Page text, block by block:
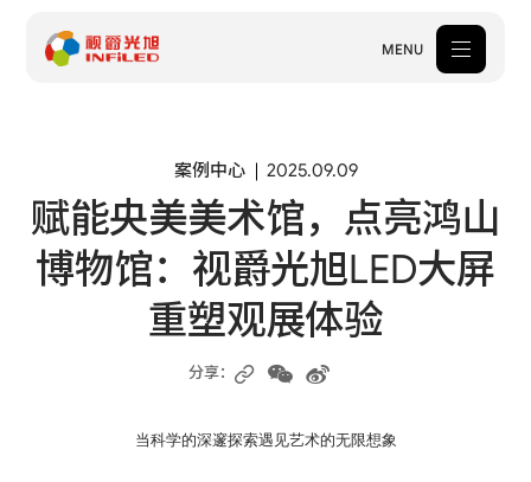
MENU
解决方案
案例中心
案例中心 2025.09.09
赋能央美美术馆，点亮鸿山
博物馆：视爵光旭LED大屏
重塑观展体验
分享：
当科学的深邃探索遇见艺术的无限想象